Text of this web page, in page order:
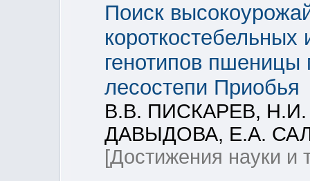
Поиск
генотипов пшеницы
лесостепи Приобья
В.В. ПИСКАРЕВ,
ДАВЫДОВА, Е.А.
[Достижения науки и